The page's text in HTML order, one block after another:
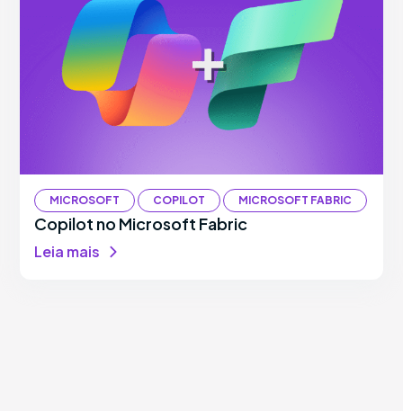
MICROSOFT COPILOT MICROSOFT FABRIC
Copilot no Microsoft Fabric
Leia mais